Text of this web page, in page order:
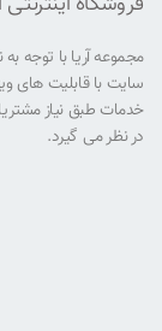
مجموعه آریا با توجه به
سایت با قابلیت های
خدمات طبق نیاز
در نظر می گیرد.